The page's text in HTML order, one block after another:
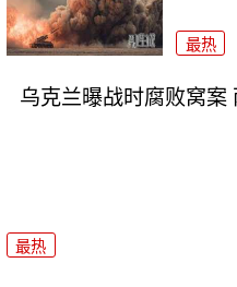
最热
乌克兰曝战时腐败窝案
最热